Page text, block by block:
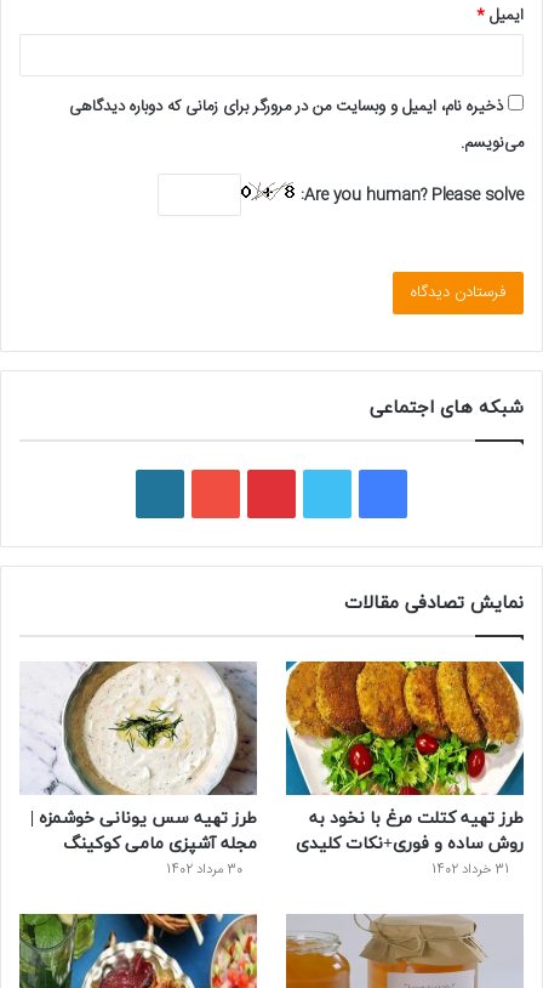
ایمیل*
ذخیره نام، ایمیل و وبسایت من در مرورگر برای زمانی که دوباره دیدگاهی
می‌نویسم.
Are you human? Please solve:
شبکه های اجتماعی
ی
س
ب
و
ک
و
ی
ت
ر
ی
ت
ر
ی
س
ت
و
ی
و
ب
ر
پ
ر
س
نمایش تصادفی مقالات
طرز تهیه کتلت مرغ با نخود به
روش ساده و فوری+نکات کلیدی
31 خرداد 1402
طرز تهیه سس یونانی خوشمزه |
مجله آشپزی مامی کوکینگ
30 مرداد 1402